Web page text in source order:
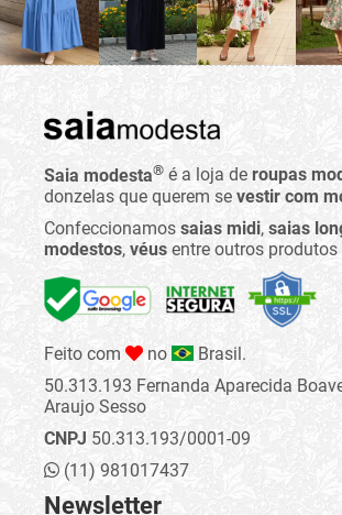
Saia modesta® é a loja de roupas
donzelas que querem se vestir com
Confeccionamos saias midi, saias
modestos, véus entre outros
Feito com no
Brasil.
50.313.193 Fernanda Aparecida
Araujo Sesso
CNPJ50.313.193/0001-09
(11) 981017437
Newsletter